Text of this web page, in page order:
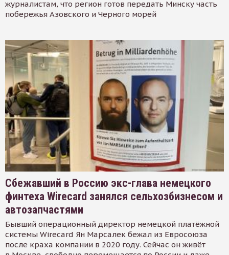
журналистам, что регион готов передать Минску часть
побережья Азовского и Черного морей
Сбежавший в Россию экс-глава немецкого
финтеха Wirecard занялся сельхозбизнесом и
автозапчастями
Бывший операционный директор немецкой платёжной
системы Wirecard Ян Марсалек бежал из Евросоюза
после краха компании в 2020 году. Сейчас он живёт